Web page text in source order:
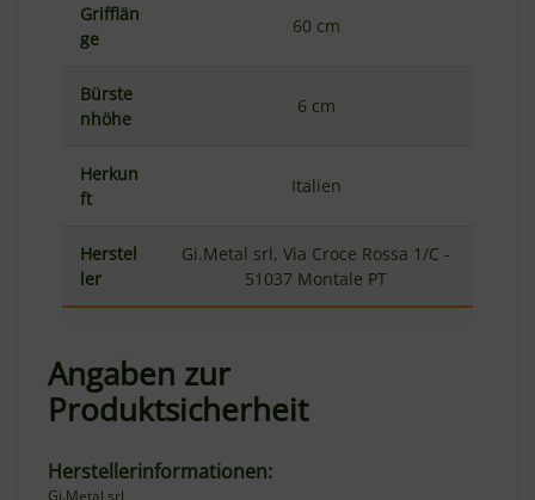
Grifflän
ge
60 cm
Bürste
nhöhe
6 cm
Herkun
ft
Italien
Herstel
ler
Gi.Metal srl, Via Croce Rossa 1/C -
51037 Montale PT
Angaben zur
Produktsicherheit
Herstellerinformationen:
Gi.Metal srl